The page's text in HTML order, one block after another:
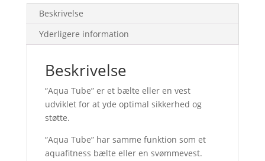
Beskrivelse
Yderligere information
Beskrivelse
“Aqua Tube” er et bælte eller en vest
udviklet for at yde optimal sikkerhed og
støtte.
“Aqua Tube” har samme funktion som et
aquafitness bælte eller en svømmevest.